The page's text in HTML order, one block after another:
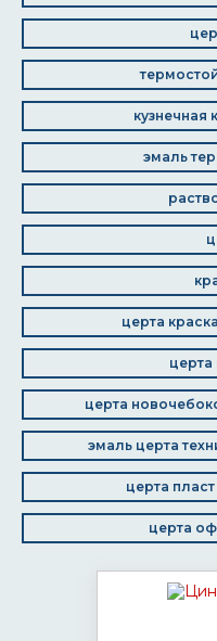
кузнечная
эмаль
церта
церта
церта
эмаль церта
церта
церта